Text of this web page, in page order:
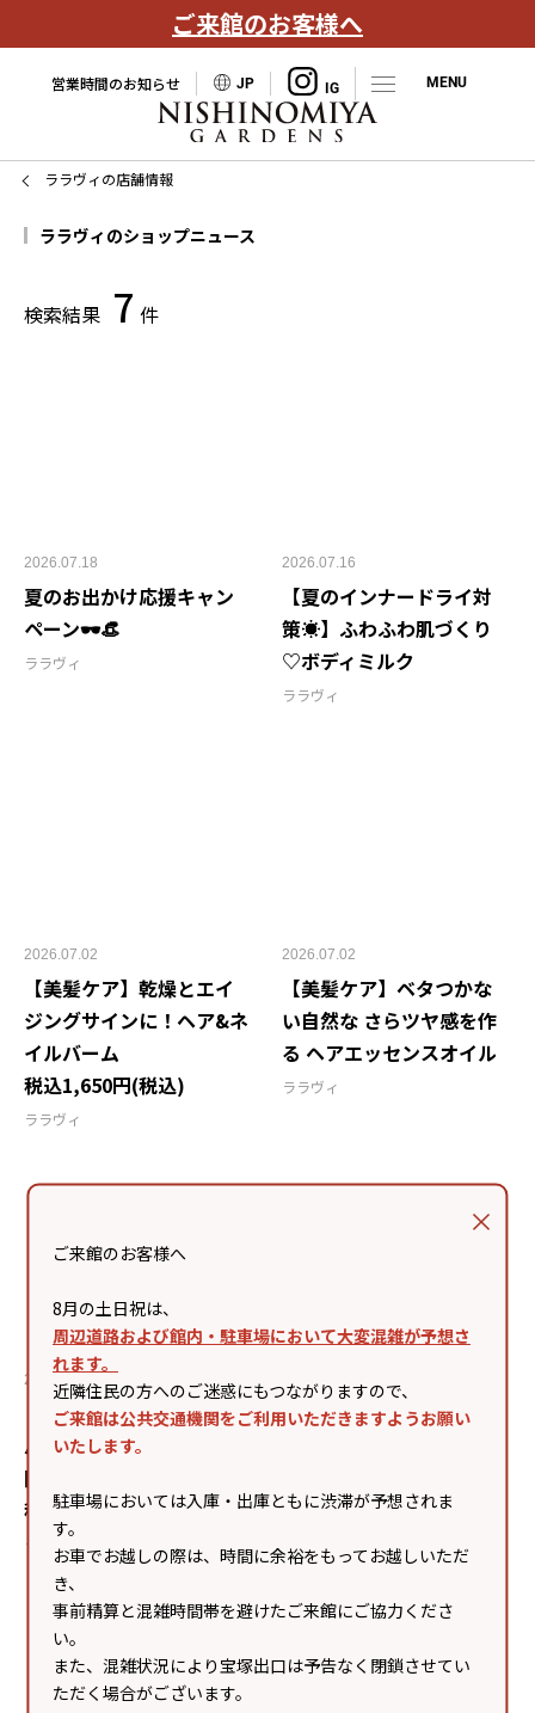
ご来館のお客様へ
営業時間のお知らせ JP
ご来館のお客様へ
8月の土日祝は、
周辺道路および館内・駐車場において大変混雑が予想さ
れます。
近隣住民の方へのご迷惑にもつながりますので、
ご来館は公共交通機関をご利用いただきますようお願い
いたします。
駐車場においては入庫・出庫ともに渋滞が予想されま
す。
お車でお越しの際は、時間に余裕をもってお越しいただ
き、
事前精算と混雑時間帯を避けたご来館にご協力くださ
い。
また、混雑状況により宝塚出口は予告なく閉鎖させてい
ただく場合がございます。
ララヴィの店舗情報
ララヴィのショップニュース
検索結果 7 件
2026.07.18
夏のお出かけ応援キャン
ペーン🕶👒
ララヴィ
2026.07.16
【夏のインナードライ対
策☀️】ふわふわ肌づくり
♡ボディミルク
ララヴィ
2026.07.02
【美髪ケア】乾燥とエイ
ジングサインに！ヘア&ネ
イルバーム
税込1,650円(税込)
ララヴィ
2026.07.02
【美髪ケア】ベタつかな
い自然な さらツヤ感を作
る ヘアエッセンスオイル
ララヴィ
2026.06.12
【大人気】クレンジング
バームEXのミニサイズが
限定・復刻登場✨
税込1,980円
ララヴィ
2026.06.05
【リップケア難民注目
ララヴィ